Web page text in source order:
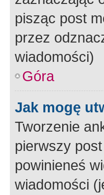
pisząc post
przez
wiadomości)
Góra
Jak mogę
Tworzenie
pierwszy
powinieneś
wiadomości